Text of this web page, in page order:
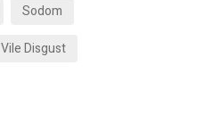
Sodom
Vile Disgust